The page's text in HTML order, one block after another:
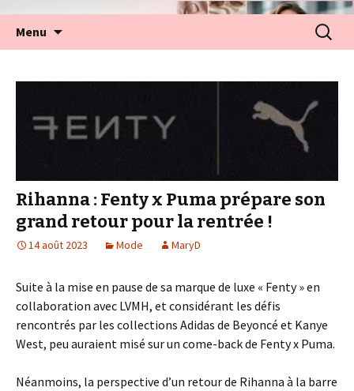
Menu
Rihanna : Fenty x Puma prépare son
grand retour pour la rentrée !
14 août 2023 Mode MaryD
Suite à la mise en pause de sa marque de luxe « Fenty » en
collaboration avec LVMH, et considérant les défis
rencontrés par les collections Adidas de Beyoncé et Kanye
West, peu auraient misé sur un come-back de Fenty x Puma.
Néanmoins, la perspective d’un retour de Rihanna à la barre